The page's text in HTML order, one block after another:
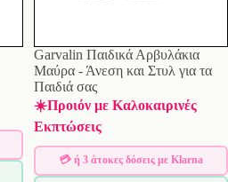
Garvalin Παιδικά Αρβυλάκια
Μαύρα - Άνεση και Στυλ για τα
Παιδιά σας
☀️Προιόν με Καλοκαιρινές
Εκπτώσεις
💳 ή 3 άτοκες δόσεις με Klarna